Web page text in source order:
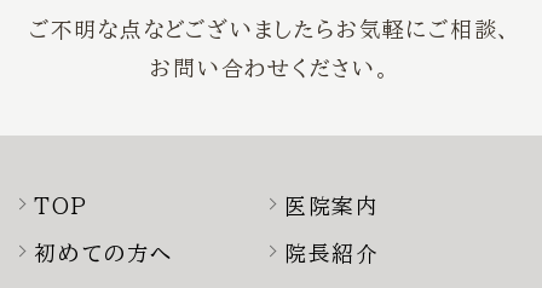
ご不明な点などございましたらお気軽にご相談、
お問い合わせください。
TOP 医院案内
初めての方へ 院長紹介